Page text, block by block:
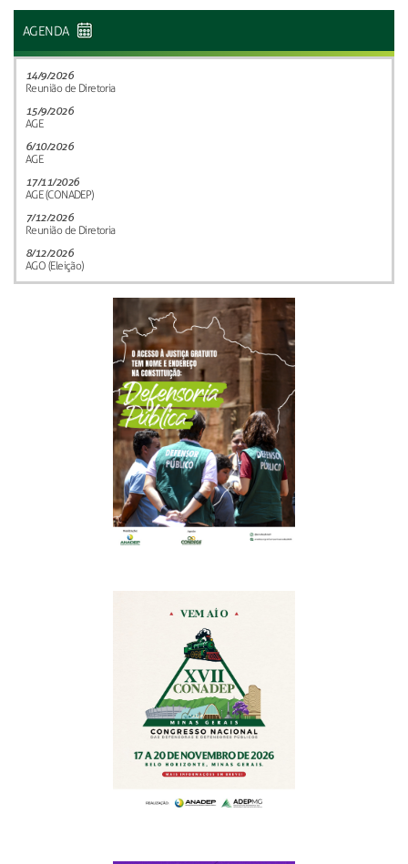
AGENDA
14/9/2026
Reunião de Diretoria
15/9/2026
AGE
6/10/2026
AGE
17/11/2026
AGE (CONADEP)
7/12/2026
Reunião de Diretoria
8/12/2026
AGO (Eleição)